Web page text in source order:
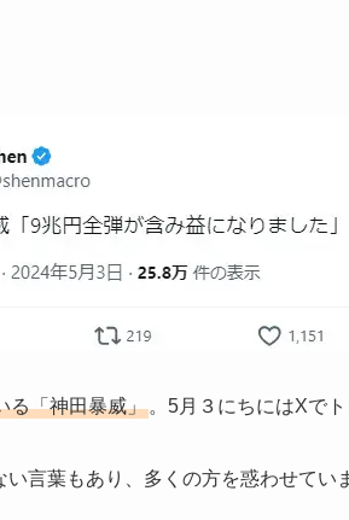
る「神田暴威」 。5月３にちにはXで
い言葉もあり、多くの方を惑わせてい